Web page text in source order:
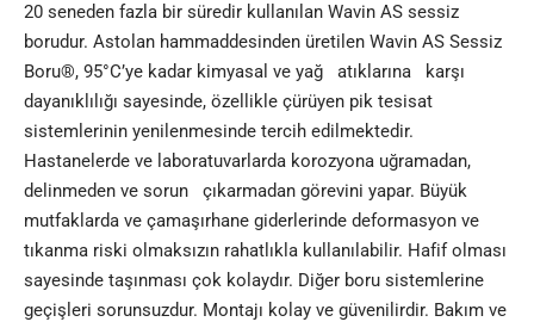
20 seneden fazla bir süredir kullanılan Wavin AS sessiz
borudur. Astolan hammaddesinden üretilen Wavin AS Sessiz
Boru®, 95°C’ye kadar kimyasal ve yağ atıklarına karşı
dayanıklılığı sayesinde, özellikle çürüyen pik tesisat
sistemlerinin yenilenmesinde tercih edilmektedir.
Hastanelerde ve laboratuvarlarda korozyona uğramadan,
delinmeden ve sorun çıkarmadan görevini yapar. Büyük
mutfaklarda ve çamaşırhane giderlerinde deformasyon ve
tıkanma riski olmaksızın rahatlıkla kullanılabilir. Hafif olması
sayesinde taşınması çok kolaydır. Diğer boru sistemlerine
geçişleri sorunsuzdur. Montajı kolay ve güvenilirdir. Bakım ve